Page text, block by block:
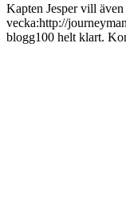
Kapten Jesper vill
vecka:http://
blogg100 helt klart.